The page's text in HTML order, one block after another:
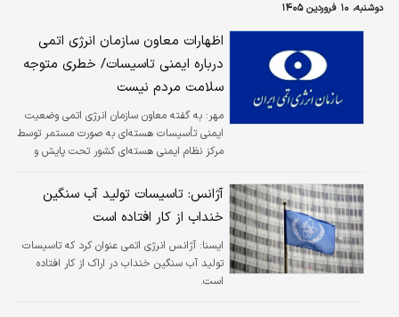
دوشنبه، ۱۰ فروردین ۱۴۰۵
اظهارات معاون سازمان انرژی اتمی
درباره ایمنی تاسیسات/ خطری متوجه
سلامت مردم نیست
مهر: به گفته معاون سازمان انرژی اتمی وضعیت
ایمنی تأسیسات هسته‌ای به صورت مستمر توسط
مرکز نظام ایمنی هسته‌ای کشور تحت پایش و
آژانس: تاسیسات تولید آب سنگین
خنداب از کار افتاده است
ايسنا: آژانس انرژی اتمی عنوان کرد که تاسیسات
تولید آب سنگین خنداب در اراک از کار افتاده
است.